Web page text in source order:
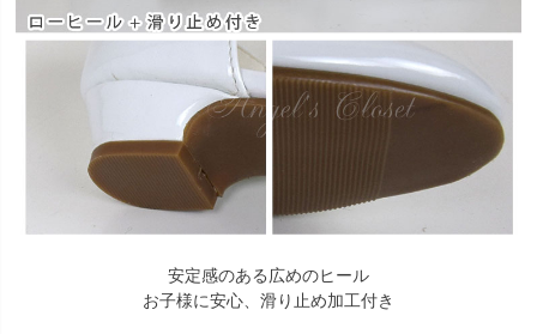
安定感のある広めのヒール
お子様に安心、滑り止め加工付き